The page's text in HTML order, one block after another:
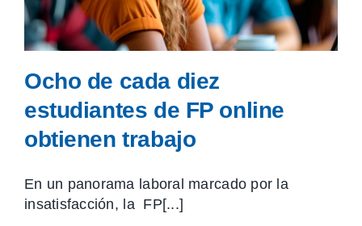
Ocho de cada diez
estudiantes de FP online
obtienen trabajo
En un panorama laboral marcado por la
insatisfacción, la FP[...]